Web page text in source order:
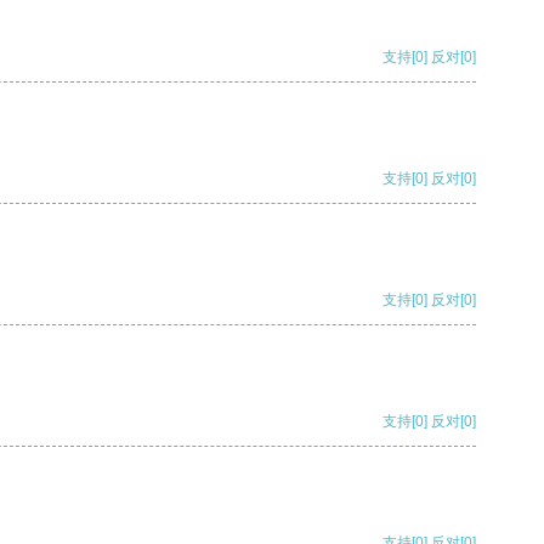
支持[0] 反对[0]
支持[0] 反对[0]
支持[0] 反对[0]
支持[0] 反对[0]